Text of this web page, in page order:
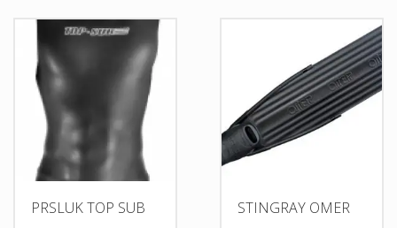
PRSLUK TOP SUB STINGRAY OMER